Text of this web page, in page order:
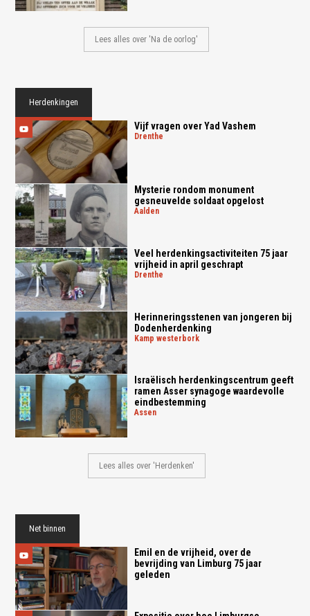
Lees alles over 'Na de oorlog'
Herdenkingen
Vijf vragen over Yad Vashem
drenthe
Mysterie rondom monument
gesneuvelde soldaat opgelost
aalden
Veel herdenkingsactiviteiten 75 jaar
vrijheid in april geschrapt
drenthe
Herinneringsstenen van jongeren bij
Dodenherdenking
kamp westerbork
Israëlisch herdenkingscentrum geeft
ramen Asser synagoge waardevolle
eindbestemming
assen
Lees alles over 'Herdenken'
Net binnen
Emil en de vrijheid, over de
bevrijding van Limburg 75 jaar
geleden